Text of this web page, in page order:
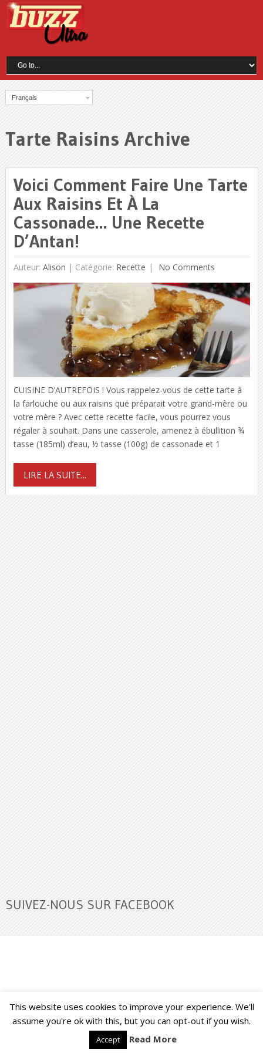
Français
Tarte Raisins Archive
Voici Comment Faire Une Tarte
Aux Raisins Et À La
Cassonade… Une Recette
D’Antan!
Auteur: Alison | Catégorie: Recette No Comments
CUISINE D’AUTREFOIS ! Vous rappelez-vous de cette tarte à
la farlouche ou aux raisins que préparait votre grand-mère ou
votre mère ? Avec cette recette facile, vous pourrez vous
régaler à souhait. Dans une casserole, amenez à ébullition ¾
tasse (185ml) d’eau, ½ tasse (100g) de cassonade et 1
LIRE LA SUITE...
SUIVEZ-NOUS SUR FACEBOOK
Buzz Ultra Copyright © 2026. Back to Top ↑
This website uses cookies to improve your experience. We'll
assume you're ok with this, but you can opt-out if you wish.
Accept Read More
Français English ( Anglais)